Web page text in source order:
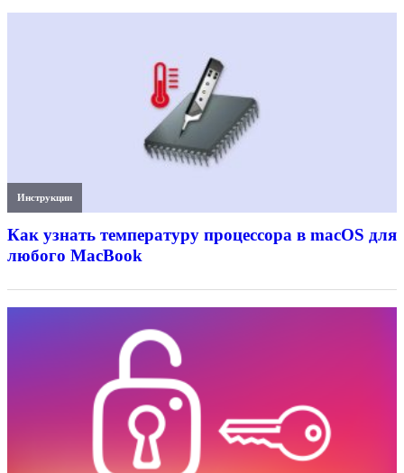
Инструкции
Как узнать температуру процессора в macOS для
любого MacBook